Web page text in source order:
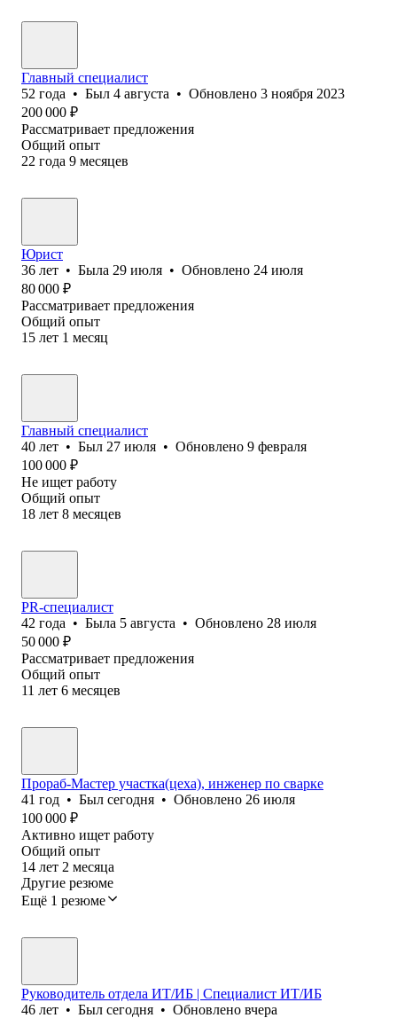
Главный специалист
52 года • Был 4 августа • Обновлено 3 ноября 2023
200 000 ₽
Рассматривает предложения
Общий опыт
22 года 9 месяцев
Юрист
36 лет • Была 29 июля • Обновлено 24 июля
80 000 ₽
Рассматривает предложения
Общий опыт
15 лет 1 месяц
Главный специалист
40 лет • Был 27 июля • Обновлено 9 февраля
100 000 ₽
Не ищет работу
Общий опыт
18 лет 8 месяцев
PR-специалист
42 года • Была 5 августа • Обновлено 28 июля
50 000 ₽
Рассматривает предложения
Общий опыт
11 лет 6 месяцев
Прораб-Мастер участка(цеха), инженер по сварке
41 год • Был сегодня • Обновлено 26 июля
100 000 ₽
Активно ищет работу
Общий опыт
14 лет 2 месяца
Другие резюме
Ещё 1 резюме
Руководитель отдела ИТ/ИБ | Специалист ИТ/ИБ
46 лет • Был сегодня • Обновлено вчера